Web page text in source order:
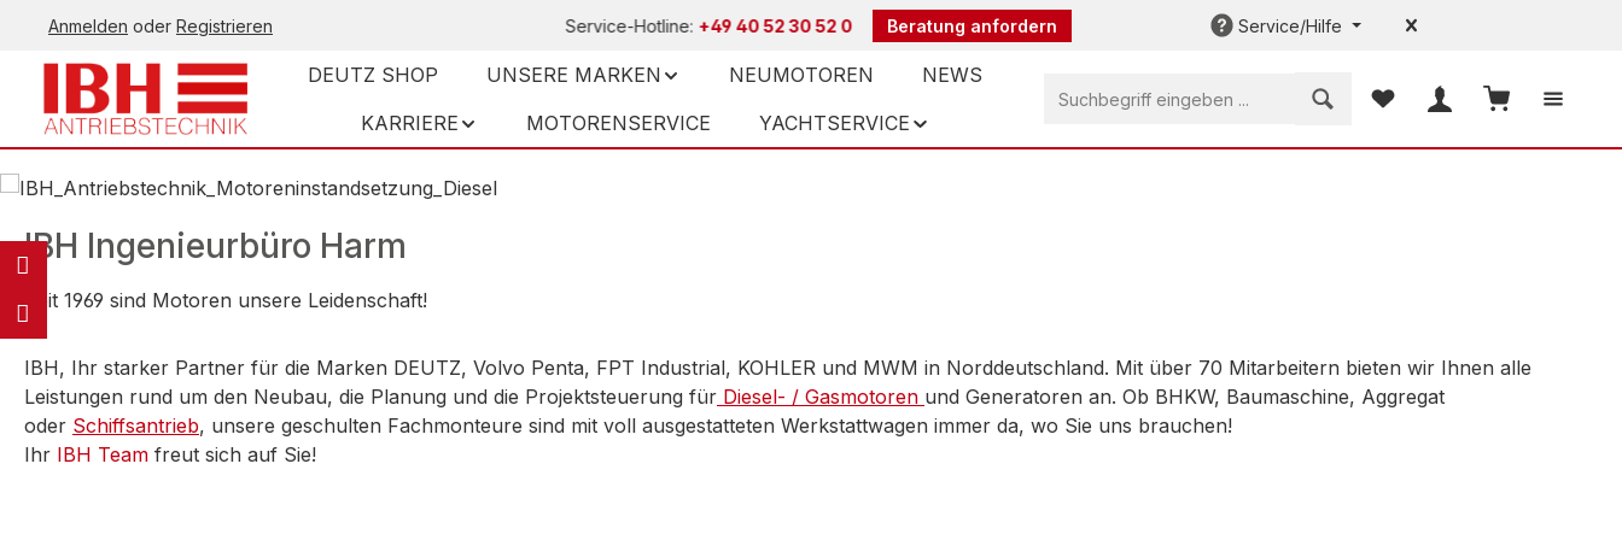
Zur Hauptnavigation springen
Anmelden oder Registrieren Service-Hotline: +49 40 52 30 52 0 Beratung anfordern Service/Hilfe
DEUTZ SHOP UNSERE MARKEN NEUMOTOREN
NEWS
KARRIERE
MOTORENSERVICE YACHTSERVICE
Du hast 0 Produkte auf
Warenkorb
Bildergalerie überspringen
IBH Ingenieurbüro Harm
Seit 1969 sind Motoren unsere Leidenschaft!
IBH, Ihr starker Partner für die Marken DEUTZ, Volvo Penta, FPT Industrial, KOHLER und MWM in Norddeutschland. Mit über 70 Mitarbeitern bieten wir Ihnen alle
Leistungen rund um den Neubau, die Planung und die Projektsteuerung für Diesel- / Gasmotoren und Generatoren an. Ob BHKW, Baumaschine, Aggregat
oder Schiffsantrieb, unsere geschulten Fachmonteure sind mit voll ausgestatteten Werkstattwagen immer da, wo Sie uns brauchen!
Ihr IBH Team freut sich auf Sie!